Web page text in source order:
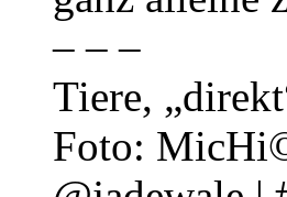
– – –
Tiere,
Foto: